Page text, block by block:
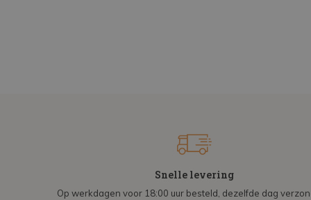
Snelle levering
Op werkdagen voor 18:00 uur besteld, dezelfde dag